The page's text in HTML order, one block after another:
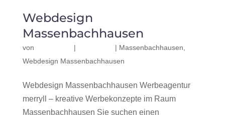
Webdesign
Massenbachhausen
von | | Massenbachhausen
Webdesign Massenbachhausen
Webdesign Massenbachhausen Werbeagentur
merryll – kreative Werbekonzepte im Raum
Massenbachhausen Sie suchen einen